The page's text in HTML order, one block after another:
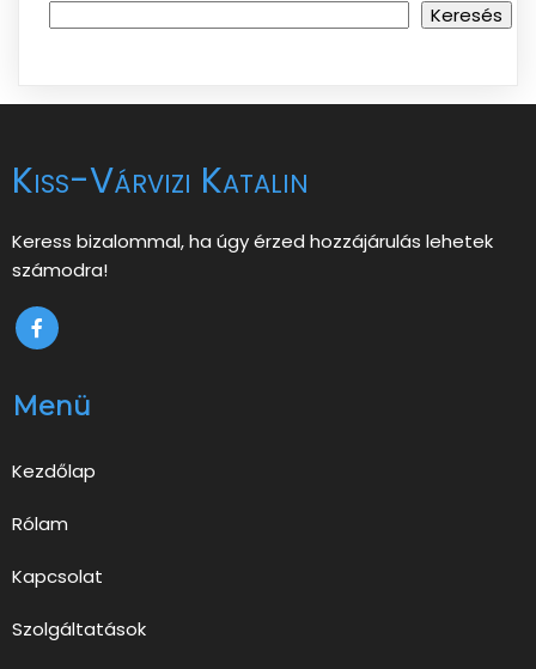
Keresés
Kiss-Várvizi Katalin
Keress bizalommal, ha úgy érzed hozzájárulás lehetek
számodra!
Menü
Kezdőlap
Rólam
Kapcsolat
Szolgáltatások